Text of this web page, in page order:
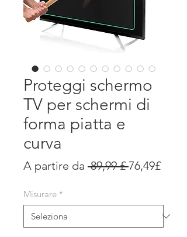
Proteggi schermo
TV per schermi di
forma piatta e
curva
A partire da 89,99 £ Prezzo
76,49£Prezzo
Misurare *